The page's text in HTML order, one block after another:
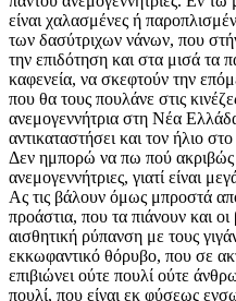
είναι χαλασμένες ή
των δασύτριχων νάνων, που
την επιδότηση και στα μισά τα
καφενεία, να σκεφτούν την
που θα τους πουλάνε στις
ανεμογεννήτρια στη Νέα
αντικαταστήσει και τον ήλιο
Δεν ημπορώ να πω πού ακριβώς
ανεμογεννήτριες, γιατί είναι
Ας τις βάλουν όμως μπροστά
προάστια, που τα πιάνουν και
αισθητική ρύπανση με τους
εκκωφαντικό θόρυβο, που σε
επιβιώνει ούτε πουλί ούτε
πουλί, που είναι εκ φύσεως